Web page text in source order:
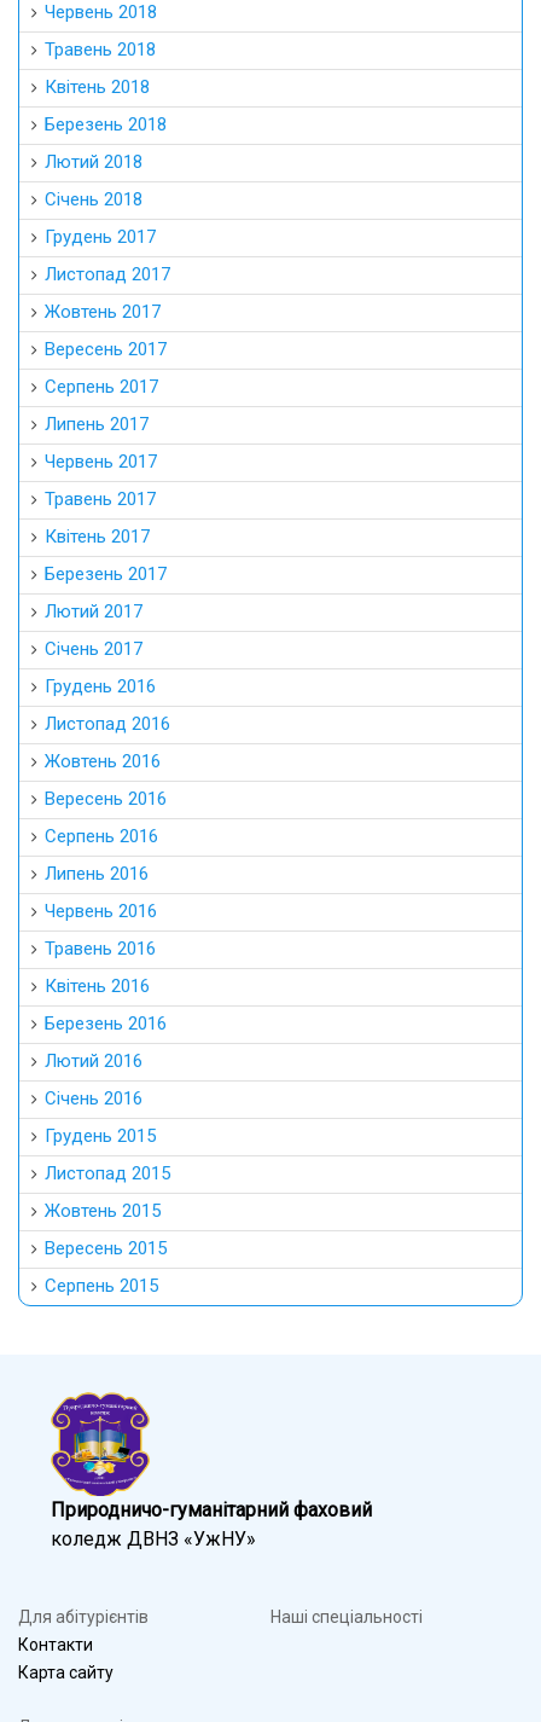
Червень 2018
Травень 2018
Квітень 2018
Березень 2018
Лютий 2018
Січень 2018
Грудень 2017
Листопад 2017
Жовтень 2017
Вересень 2017
Серпень 2017
Липень 2017
Червень 2017
Травень 2017
Квітень 2017
Березень 2017
Лютий 2017
Січень 2017
Грудень 2016
Листопад 2016
Жовтень 2016
Вересень 2016
Серпень 2016
Липень 2016
Червень 2016
Травень 2016
Квітень 2016
Березень 2016
Лютий 2016
Січень 2016
Грудень 2015
Листопад 2015
Жовтень 2015
Вересень 2015
Серпень 2015
Природничо-гуманітарний фаховий
коледж ДВНЗ «УжНУ»
Для абітурієнтів
Контакти
Карта сайту
Наші спеціальності